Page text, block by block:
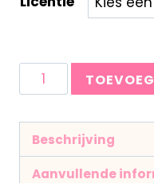
Beschrijving
Aanvullende